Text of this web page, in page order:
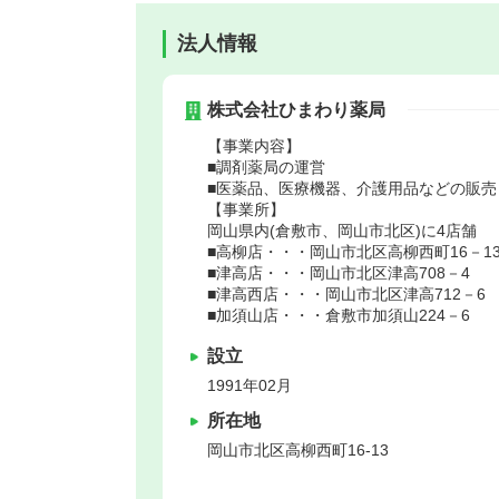
法人情報
株式会社ひまわり薬局
【事業内容】
■調剤薬局の運営
■医薬品、医療機器、介護用品などの販売
【事業所】
岡山県内(倉敷市、岡山市北区)に4店舗
■高柳店・・・岡山市北区高柳西町16－13
■津高店・・・岡山市北区津高708－4
■津高西店・・・岡山市北区津高712－6
■加須山店・・・倉敷市加須山224－6
設立
1991年02月
所在地
岡山市北区高柳西町16-13